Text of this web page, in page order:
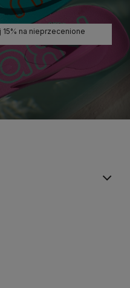
na nieprzecenione